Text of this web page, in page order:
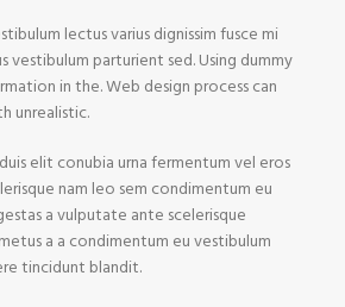
lectus varius dignissim fusce mi
vestibulum parturient sed. Using dummy
in the. Web design process can
unrealistic.
elit conubia urna fermentum vel eros
nam leo sem condimentum eu
a vulputate ante scelerisque
a a condimentum eu vestibulum
tincidunt blandit.